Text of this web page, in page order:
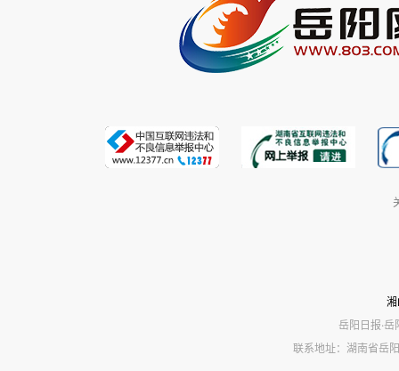
岳阳日报·岳
联系地址：湖南省岳